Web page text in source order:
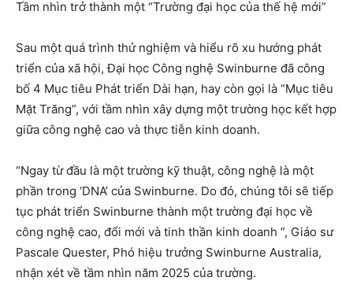
Tầm nhìn trở thành một “Trường đại học của thế hệ mới”
Sau một quá trình thử nghiệm và hiểu rõ xu hướng phát
triển của xã hội, Đại học Công nghệ Swinburne đã công
bố 4 Mục tiêu Phát triển Dài hạn, hay còn gọi là “Mục tiêu
Mặt Trăng”, với tầm nhìn xây dựng một trường học kết hợp
giữa công nghệ cao và thực tiễn kinh doanh.
“Ngay từ đầu là một trường kỹ thuật, công nghệ là một
phần trong ‘DNA’ của Swinburne. Do đó, chúng tôi sẽ tiếp
tục phát triển Swinburne thành một trường đại học về
công nghệ cao, đổi mới và tinh thần kinh doanh ”, Giáo sư
Pascale Quester, Phó hiệu trưởng Swinburne Australia,
nhận xét về tầm nhìn năm 2025 của trường.